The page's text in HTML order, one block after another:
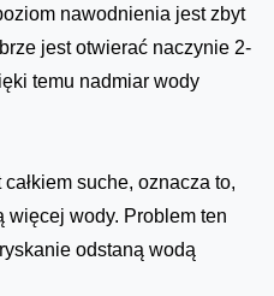
nawodnienia jest zbyt
jest otwierać naczynie 2-
temu nadmiar wody
suche, oznacza to,
więcej wody. Problem ten
odstaną wodą